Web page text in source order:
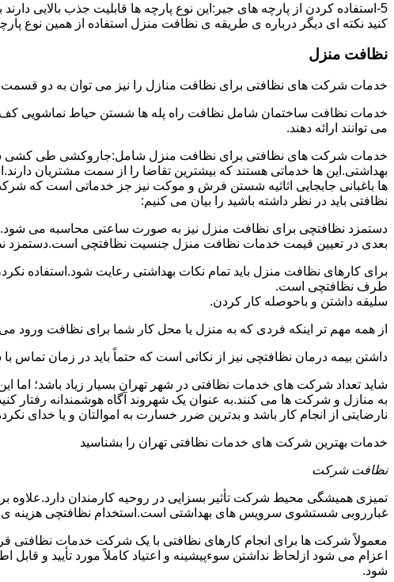
5-استفاده کردن از پارچه های جیر:این نوع پارچه ها قابلیت جذب بالایی
کنید نکته ای دیگر درباره ی طریقه ی نظافت منزل استفاده از همین نوع
نظافت منزل
خدمات شرکت های نظافتی برای نظافت منازل را نیز می توان به دو
خدمات نظافت ساختمان شامل نظافت راه پله ها شستن حیاط نماشویی کف
می توانند ارائه دهند.
خدمات شرکت های نظافتی برای نظافت منزل شامل:جاروکشی طی کشی
بهداشتی.این ها خدماتی هستند که بیشترین تقاضا را از سمت مشتریان
ها باغبانی جابجایی اثاثیه شستن فرش و موکت نیز جز خدماتی است که
نظافتی باید در نظر داشته باشید را بیان می کنیم:
دستمزد نظافتچی برای نظافت منزل نیز به صورت ساعتی محاسبه می
بعدی در تعیین قیمت خدمات نظافت منزل جنسیت نظافتچی است.دستمزد
برای کارهای نظافت منزل باید تمام نکات بهداشتی رعایت شود.استفاده
طرف نظافتچی است.
سلیقه داشتن و باحوصله کار کردن.
از همه مهم تر اینکه فردی که به منزل یا محل کار شما برای نظافت ورود
داشتن بیمه درمان نظافتچی نیز از نکاتی است که حتماً باید در زمان
شاید تعداد شرکت های خدمات نظافتی در شهر تهران بسیار زیاد باشد؛ اما
به منازل و شرکت ها می کنند.به عنوان یک شهروند آگاه هوشمندانه رفتار
نارضایتی از انجام کار باشد و بدترین ضرر خسارت به اموالتان و یا خدای
خدمات بهترین شرکت های خدمات نظافتی تهران را بشناسید
نظافت شرکت
تمیزی همیشگی محیط شرکت تأثیر بسزایی در روحیه کارمندان
غبارروبی شستشوی سرویس های بهداشتی است.استخدام نظافتچی هزینه ی
معمولاً شرکت ها برای انجام کارهای نظافتی با یک شرکت خدمات نظافتی
اعزام می شود ازلحاظ نداشتن سوءپیشینه و اعتیاد کاملاً مورد تأیید
شود.